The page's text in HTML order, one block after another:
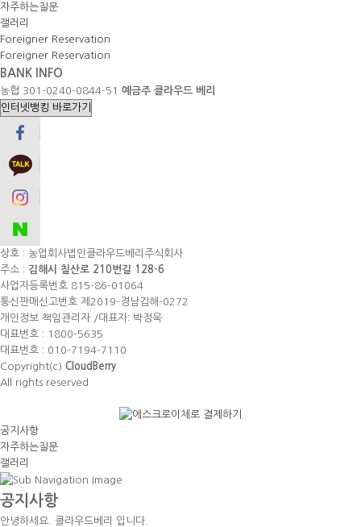
자주하는질문
갤러리
Foreigner Reservation
Foreigner Reservation
BANK INFO
농협 301-0240-0844-51 예금주 클라우드 베리
상호 : 농업회사법인클라우드베리주식회사
주소 : 김해시 칠산로 210번길 128-6
사업자등록번호 815-86-01064
통신판매신고번호 제2019-경남김해-0272
개인정보 책임관리자 /대표자: 박정욱
대표번호 : 1800-5635
대표번호 : 010-7194-7110
Copyright(c) CloudBerry
All rights reserved
공지사항
자주하는질문
갤러리
공지사항
안녕하세요. 클라우드베리 입니다.